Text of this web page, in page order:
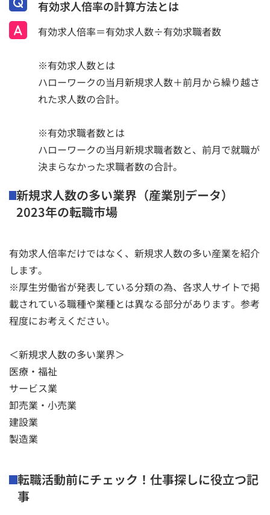
有効求人倍率の計算方法とは
有効求人倍率＝有効求人数÷有効求職者数
※有効求人数とは
ハローワークの当月新規求人数＋前月から繰り越さ
れた求人数の合計。
※有効求職者数とは
ハローワークの当月新規求職者数と、前月で就職が
決まらなかった求職者数の合計。
新規求人数の多い業界（産業別データ）
2023年の転職市場
有効求人倍率だけではなく、新規求人数の多い産業を紹介
します。
※厚生労働省が発表している分類の為、各求人サイトで掲
載されている職種や業種とは異なる部分があります。参考
程度にお考えください。
＜新規求人数の多い業界＞
医療・福祉
サービス業
卸売業・小売業
建設業
製造業
転職活動前にチェック！仕事探しに役立つ記
事